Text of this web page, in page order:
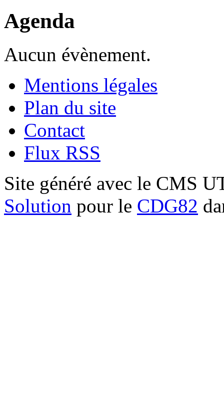
Agenda
Aucun évènement.
Mentions légales
Plan du site
Contact
Flux RSS
Site généré avec le CMS
Solution pour le CDG82